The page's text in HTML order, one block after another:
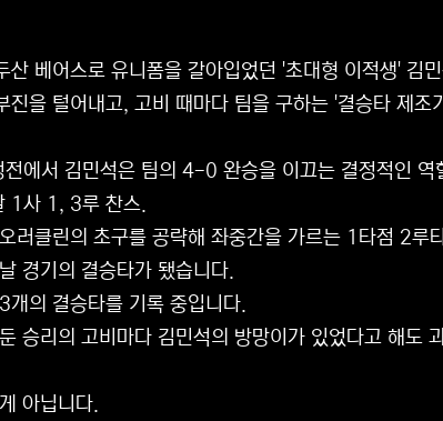
산 베어스로 유니폼을 갈아입었던 '초대형 이적생' 김
진을 털어내고, 고비 때마다 팀을 구하는 '결승타 제
에서 김민석은 팀의 4-0 완승을 이끄는 결정적인 역
1사 1, 3루 찬스.
러클린의 초구를 공략해 좌중간을 가르는 1타점 2루
경기의 결승타가 됐습니다.
개의 결승타를 기록 중입니다.
승리의 고비마다 김민석의 방망이가 있었다고 해도
아닙니다.